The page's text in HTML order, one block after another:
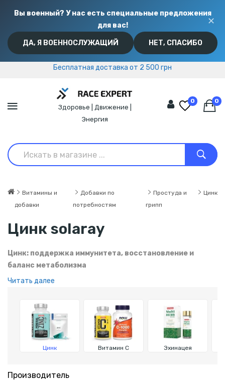
Вы военный? У нас есть специальные предложения
для вас!
ДА, Я ВОЕННОСЛУЖАЩИЙ НЕТ, СПАСИБО
✕
Бесплатная доставка от 2 500 грн
Бесплатная доставка от 2 500 грн
Здоровье | Движение |
Энергия
0 0
Витамины и
добавки
Добавки по
потребностям
Простуда и
грипп
Цинк
Цинк solaray
Цинк: поддержка иммунитета, восстановление и
баланс метаболизма
Цинк — незаменимый микроэлемент для иммунной системы,
восстановлении после нагрузок и поддерживает
гормональный баланс.
Читать далее
Витамин С
Цинк Эхинацея
Производитель